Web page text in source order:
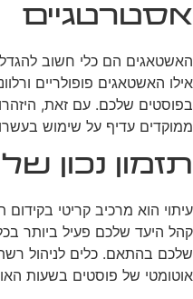
אסטרטגיים
האשטאגים הם כלי חשוב
אילו האשטאגים פופולריים
בפוסטים שלכם. עם זאת,
ממוקדים עדיף על שימוש
תזמון נכון
עיתוי הוא מרכיב קריטי
קהל היעד שלכם פעיל ביותר
שלכם בהתאם. כלים לניהול
אוטומטי של פוסטים בשעות